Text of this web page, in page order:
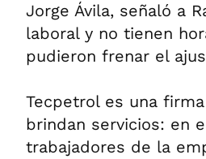
Jorge Ávila, señaló a
laboral y no tienen
pudieron frenar el
Tecpetrol es una
brindan servicios: en
trabajadores de la